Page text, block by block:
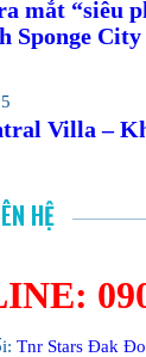
mắt “siêu
Sponge City
Villa –
HỆ
Tnr Stars Đak